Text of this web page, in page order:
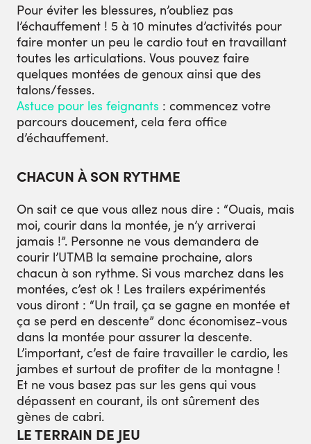
Pour éviter les blessures, n’oubliez pas
l’échauffement ! 5 à 10 minutes d’activités pour
faire monter un peu le cardio tout en travaillant
toutes les articulations. Vous pouvez faire
quelques montées de genoux ainsi que des
talons/fesses.
Astuce pour les feignants : commencez votre
parcours doucement, cela fera office
d’échauffement.
CHACUN À SON RYTHME
On sait ce que vous allez nous dire : “Ouais, mais
moi, courir dans la montée, je n’y arriverai
jamais !”. Personne ne vous demandera de
courir l’UTMB la semaine prochaine, alors
chacun à son rythme. Si vous marchez dans les
montées, c’est ok ! Les trailers expérimentés
vous diront : “Un trail, ça se gagne en montée et
ça se perd en descente” donc économisez-vous
dans la montée pour assurer la descente.
L’important, c’est de faire travailler le cardio, les
jambes et surtout de profiter de la montagne !
Et ne vous basez pas sur les gens qui vous
dépassent en courant, ils ont sûrement des
gènes de cabri.
LE TERRAIN DE JEU